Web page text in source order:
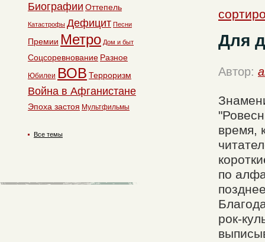
Для
Автор:
время,
по
рок-
Биографии Оттепель
Катастрофы Дефицит Песни
Премии Метро Дом и быт
Соцсоревнование Разное
Юбилеи ВОВ Терроризм
Война в Афганистане
Эпоха застоя Мультфильмы
Все темы